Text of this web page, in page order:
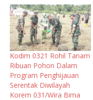
Kodim 0321 Rohil Tanam
Ribuan Pohon Dalam
Program Penghijauan
Serentak Diwilayah
Korem 031/Wira Bima